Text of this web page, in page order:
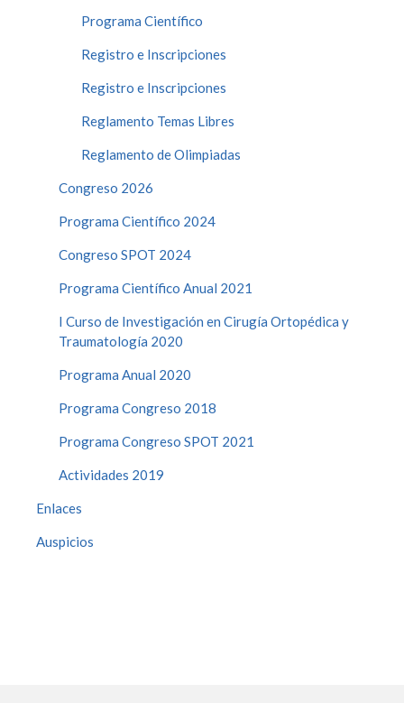
Programa Científico
Registro e Inscripciones
Registro e Inscripciones
Reglamento Temas Libres
Reglamento de Olimpiadas
Congreso 2026
Programa Científico 2024
Congreso SPOT 2024
Programa Científico Anual 2021
I Curso de Investigación en Cirugía Ortopédica y
Traumatología 2020
Programa Anual 2020
Programa Congreso 2018
Programa Congreso SPOT 2021
Actividades 2019
Enlaces
Auspicios